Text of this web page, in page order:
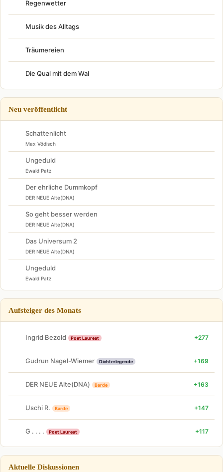
Regenwetter
Musik des Alltags
Träumereien
Die Qual mit dem Wal
Neu veröffentlicht
Schattenlicht
Max Vödisch
Ungeduld
Ewald Patz
Der ehrliche Dummkopf
DER NEUE Alte(DNA)
So geht besser werden
DER NEUE Alte(DNA)
Das Universum 2
DER NEUE Alte(DNA)
Ungeduld
Ewald Patz
Aufsteiger des Monats
Ingrid Bezold Poet Laureat +277
Gudrun Nagel-Wiemer Dichterlegende +169
DER NEUE Alte(DNA) Barde +163
Uschi R. Barde +147
G . . . . Poet Laureat +117
Aktuelle Diskussionen